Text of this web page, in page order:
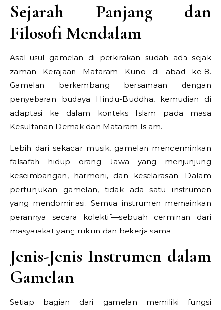
Sejarah Panjang dan
Filosofi Mendalam
Asal-usul gamelan di perkirakan sudah ada sejak
zaman Kerajaan Mataram Kuno di abad ke-8.
Gamelan berkembang bersamaan dengan
penyebaran budaya Hindu-Buddha, kemudian di
adaptasi ke dalam konteks Islam pada masa
Kesultanan Demak dan Mataram Islam.
Lebih dari sekadar musik, gamelan mencerminkan
falsafah hidup orang Jawa yang menjunjung
keseimbangan, harmoni, dan keselarasan. Dalam
pertunjukan gamelan, tidak ada satu instrumen
yang mendominasi. Semua instrumen memainkan
perannya secara kolektif—sebuah cerminan dari
masyarakat yang rukun dan bekerja sama.
Jenis-Jenis Instrumen dalam
Gamelan
Setiap bagian dari gamelan memiliki fungsi